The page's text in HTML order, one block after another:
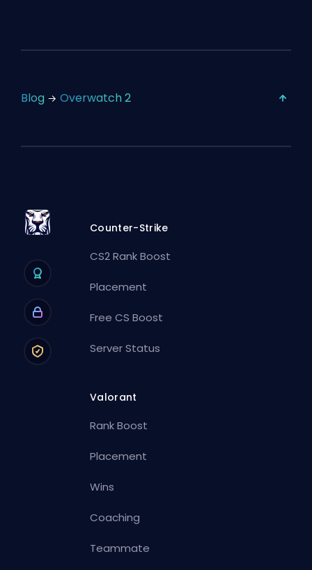
Blog Overwatch 2
Counter-Strike
CS2 Rank Boost
Placement
Free CS Boost
Server Status
Valorant
Rank Boost
Placement
Wins
Coaching
Teammate